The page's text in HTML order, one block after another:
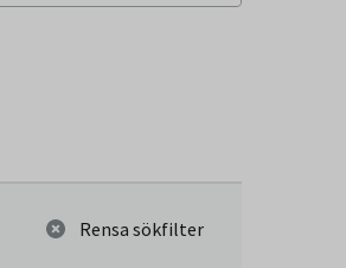
Rensa sökfilter